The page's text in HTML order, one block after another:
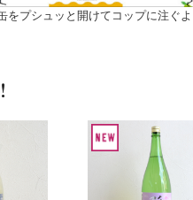
をプシュッと開けてコップに注ぐ